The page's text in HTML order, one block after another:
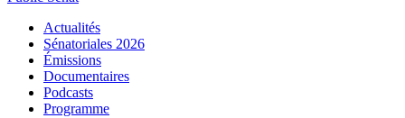
Actualités
Sénatoriales 2026
Émissions
Documentaires
Podcasts
Programme